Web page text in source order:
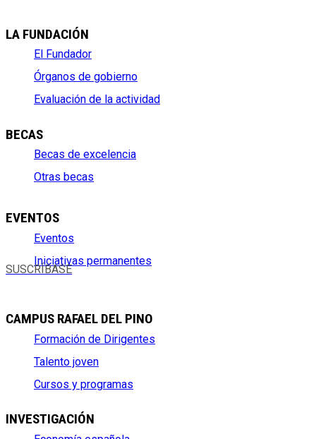
LA FUNDACIÓN
El Fundador
Órganos de gobierno
Evaluación de la actividad
BECAS
Becas de excelencia
Otras becas
EVENTOS
Eventos
Iniciativas permanentes
SUSCRÍBASE
CAMPUS RAFAEL DEL PINO
Formación de Dirigentes
Talento joven
Cursos y programas
INVESTIGACIÓN